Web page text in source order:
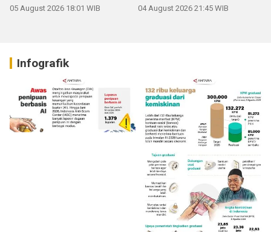
05 August 2026 18:01 WIB 04 August 2026 21:45 WIB
Infografik